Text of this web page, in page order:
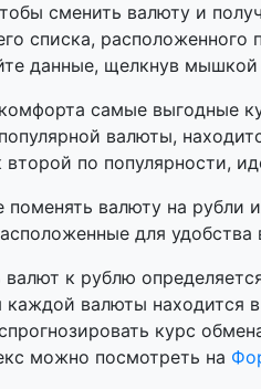
сменить валюту и
списка, расположенного
данные, щелкнув
самые выгодные
валюты,
второй по популярности,
поменять валюту на рубли
для удобства
к рублю
каждой валюты находится
курс
можно посмотреть на